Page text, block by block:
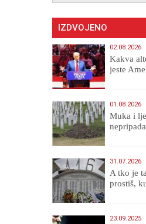
IZDVOJENO
02.08.2026
Kakva
jeste
01.08.2026
Muka i
31.07.2026
A tko je
prostiš,
23.09.2025